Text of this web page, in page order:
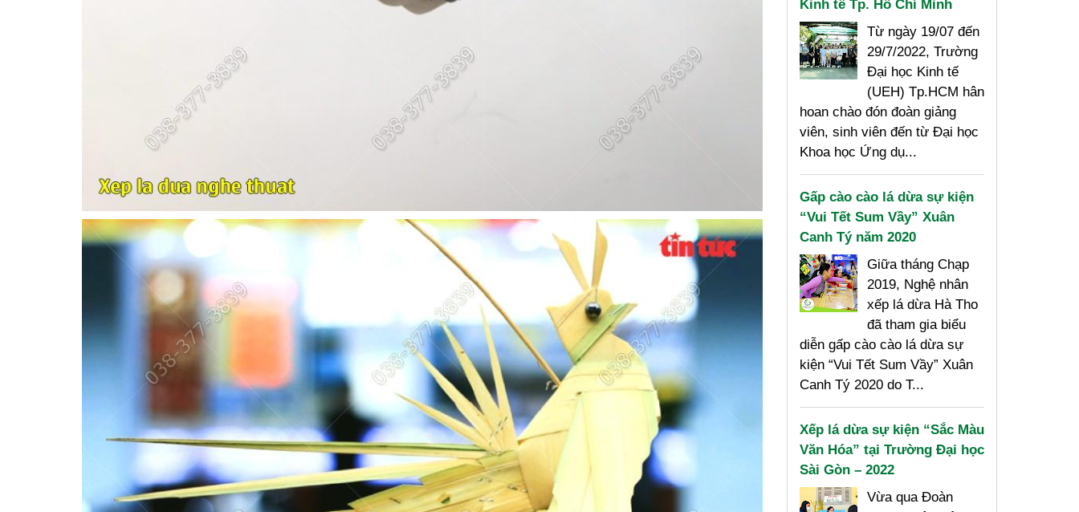
Kinh tế Tp. Hồ Chí Minh
Từ ngày 19/07 đến
29/7/2022, Trường
Đại học Kinh tế
(UEH) Tp.HCM hân
hoan chào đón đoàn giảng
viên, sinh viên đến từ Đại học
Khoa học Ứng dụ...
Gấp cào cào lá dừa sự kiện
“Vui Tết Sum Vầy” Xuân
Canh Tý năm 2020
Giữa tháng Chạp
2019, Nghệ nhân
xếp lá dừa Hà Tho
đã tham gia biểu
diễn gấp cào cào lá dừa sự
kiện “Vui Tết Sum Vầy” Xuân
Canh Tý 2020 do T...
Xếp lá dừa sự kiện “Sắc Màu
Văn Hóa” tại Trường Đại học
Sài Gòn – 2022
Vừa qua Đoàn